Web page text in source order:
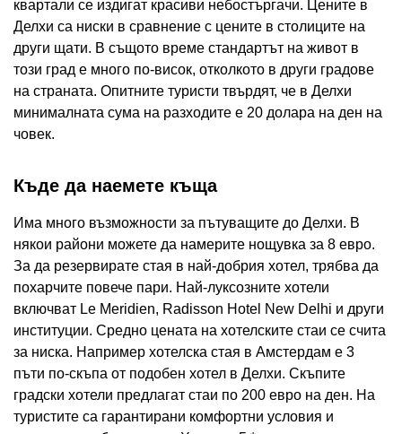
квартали се издигат красиви небостъргачи. Цените в
Делхи са ниски в сравнение с цените в столиците на
други щати. В същото време стандартът на живот в
този град е много по-висок, отколкото в други градове
на страната. Опитните туристи твърдят, че в Делхи
минималната сума на разходите е 20 долара на ден на
човек.
Къде да наемете къща
Има много възможности за пътуващите до Делхи. В
някои райони можете да намерите нощувка за 8 евро.
За да резервирате стая в най-добрия хотел, трябва да
похарчите повече пари. Най-луксозните хотели
включват Le Meridien, Radisson Hotel New Delhi и други
институции. Средно цената на хотелските стаи се счита
за ниска. Например хотелска стая в Амстердам е 3
пъти по-скъпа от подобен хотел в Делхи. Скъпите
градски хотели предлагат стаи по 200 евро на ден. На
туристите са гарантирани комфортни условия и